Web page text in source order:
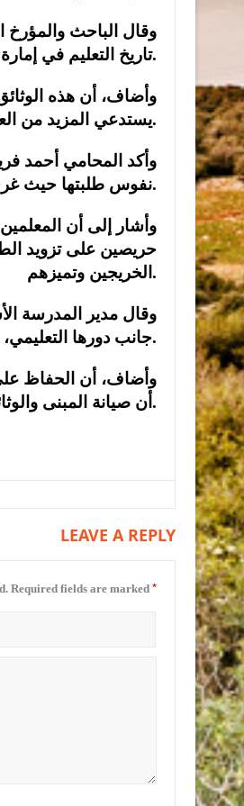
وقال الباحث
تاريخ التعليم في إمارة شرق الأردن من بينها سجلات امتحانات ومناهج تعود إلى عشرينيات القرن الماضي.
وأضاف، أن هذه
يستدعي المزيد من العناية والحفظ والتوثيق باعتباره جزءاً من ذاكرة الدولة التعليمية.
وأكد المحامي أحمد
نفوس طلبتها حيث غرست فيهم قيم الانضباط والاجتهاد وتحمل المسؤولية.
وأشار إلى أن
حريصين على تزويد
الخريجين وتميزهم.
وقال مدير المدرسة
جانب دورها التعليمي، وكانت مركزاً لإقامة الأنشطة والفعاليات التي تستهدف الطلبة والمجتمع المحلي.
وأضاف، أن الحفاظ على
أن صيانة المبنى والوثائق والمقتنيات المرتبطة به يسهم في حفظ جزء مهم من تاريخ التعليم الأردني.
LEAVE A REPLY
Required fields are marked *